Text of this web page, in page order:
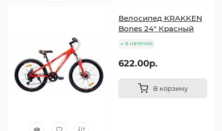
Велосипед KRAKKEN
Bones 24" Красный
в наличии
622.00р.
В корзину